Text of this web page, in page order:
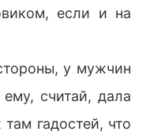
если и на
у мужчин
считай, дала
гадостей, что